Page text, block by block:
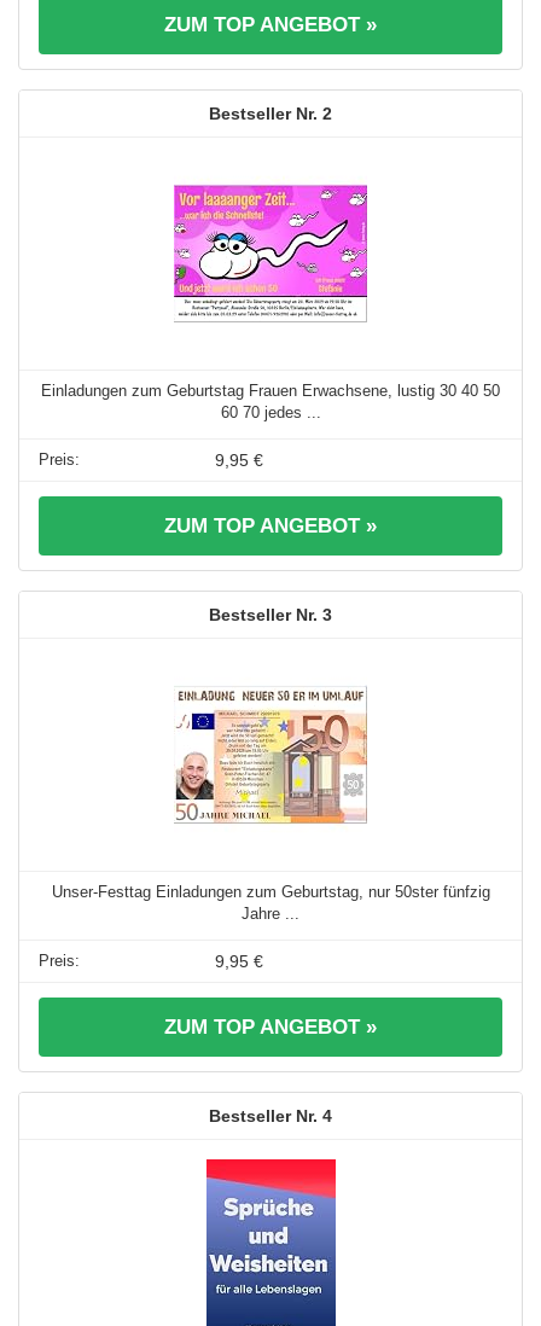
ZUM TOP ANGEBOT »
2
Einladungen zum Geburtstag Frauen Erwachsene, lustig 30 40 50
60 70 jedes ...
9,95 €
ZUM TOP ANGEBOT »
3
Unser-Festtag Einladungen zum Geburtstag, nur 50ster fünfzig
Jahre ...
9,95 €
ZUM TOP ANGEBOT »
4